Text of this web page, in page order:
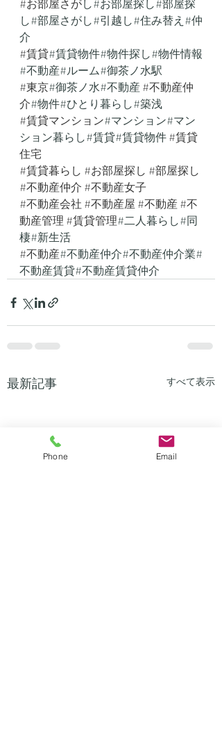
#お部屋さがし#お部屋探し#部屋探
し#部屋さがし#引越し#住み替え#仲
介
#賃貸#賃貸物件#物件探し#物件情報
#不動産#ルーム#御茶ノ水駅
#東京#御茶ノ水#不動産 #不動産仲
介#物件#ひとり暮らし#築浅
#賃貸マンション#マンション#マン
ション暮らし#賃貸#賃貸物件 #賃貸
住宅
#賃貸暮らし #お部屋探し #部屋探し
#不動産仲介 #不動産女子
#不動産会社 #不動産屋 #不動産 #不
動産管理 #賃貸管理#二人暮らし#同
棲#新生活
#不動産#不動産仲介#不動産仲介業#
不動産賃貸#不動産賃貸仲介
最新記事 すべて表示
Phone Email